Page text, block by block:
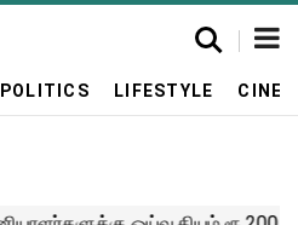
POLITICS LIFESTYLE